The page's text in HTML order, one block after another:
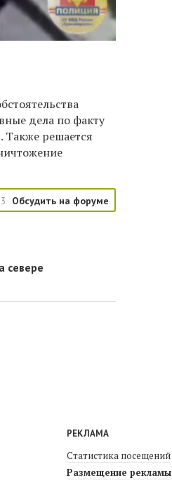
дела по факту
Также решается
3 Обсудить на форуме
севере
РЕКЛАМА
Статистика посещений
Размещение рекламы